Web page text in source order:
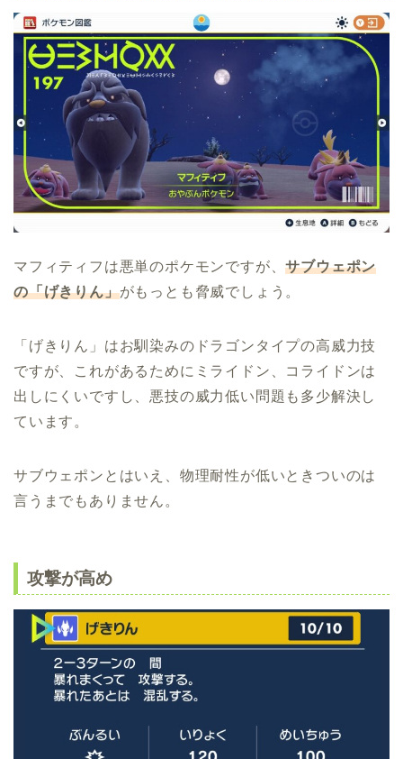
マフィティフは悪単のポケモンですが、サブウェポン
の「げきりん」がもっとも脅威でしょう。
「げきりん」はお馴染みのドラゴンタイプの高威力技
ですが、これがあるためにミライドン、コライドンは
出しにくいですし、悪技の威力低い問題も多少解決し
ています。
サブウェポンとはいえ、物理耐性が低いときついのは
言うまでもありません。
攻撃が高め